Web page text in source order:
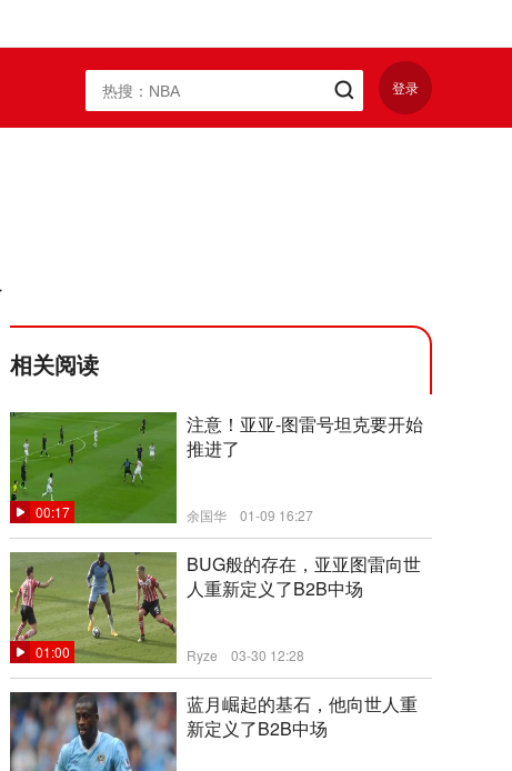
登录
相关阅读
00:17
注意！亚亚-图雷号坦克要开始
推进了
余国华 01-09 16:27
01:00
BUG般的存在，亚亚图雷向世
人重新定义了B2B中场
Ryze 03-30 12:28
蓝月崛起的基石，他向世人重
新定义了B2B中场